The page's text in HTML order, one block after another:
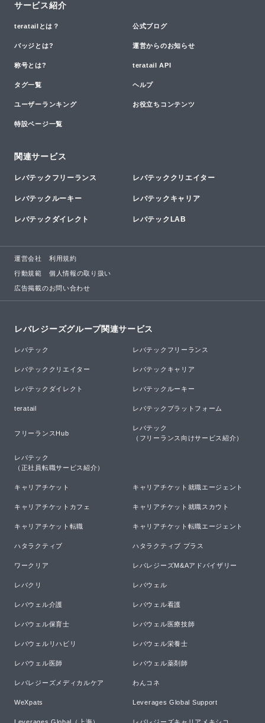
サービス紹介
teratailとは？ 公式ブログ
バッジとは? 運営からのお知らせ
称号とは? teratail API
タグ一覧 ヘルプ
ユーザーランキング お役立ちコンテンツ
特設ページ一覧
関連サービス
レバテックフリーランス レバテッククリエイター
レバテックルーキー レバテックキャリア
レバテックダイレクト レバテックLAB
運営会社 利用規約
行動規範 個人情報の取り扱い
広告掲載のお問い合わせ
レバレジーズグループ関連サービス
レバテック レバテックフリーランス
レバテッククリエイター レバテックキャリア
レバテックダイレクト レバテックルーキー
teratail レバテックプラットフォーム
フリーランスHub
レバテック
（フリーランス向けサービス紹介）
レバテック
（正社員転職サービス紹介）
キャリアチケット キャリアチケット就職エージェント
キャリアチケットカフェ キャリアチケット就職スカウト
キャリアチケット転職 キャリアチケット転職エージェント
ハタラクティブ ハタラクティブ プラス
ワークリア レバレジーズM&Aアドバイザリー
レバクリ レバウェル
レバウェル介護 レバウェル看護
レバウェル保育士 レバウェル医療技師
レバウェルリハビリ レバウェル栄養士
レバウェル医師 レバウェル薬剤師
レバレジーズメディカルケア わんコネ
WeXpats Leverages Global Support